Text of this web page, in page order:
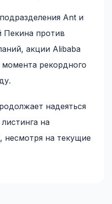
Ant и
Пекина против
акции Alibaba
рекордного
надеяться
на
несмотря на текущие